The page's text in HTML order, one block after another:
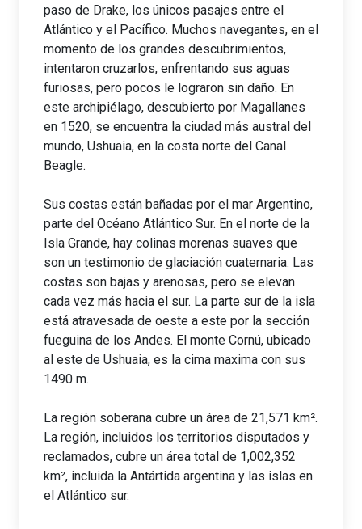
paso de Drake, los únicos pasajes entre el
Atlántico y el Pacífico. Muchos navegantes, en el
momento de los grandes descubrimientos,
intentaron cruzarlos, enfrentando sus aguas
furiosas, pero pocos le lograron sin daño. En
este archipiélago, descubierto por Magallanes
en 1520, se encuentra la ciudad más austral del
mundo, Ushuaia, en la costa norte del Canal
Beagle.
Sus costas están bañadas por el mar Argentino,
parte del Océano Atlántico Sur. En el norte de la
Isla Grande, hay colinas morenas suaves que
son un testimonio de glaciación cuaternaria. Las
costas son bajas y arenosas, pero se elevan
cada vez más hacia el sur. La parte sur de la isla
está atravesada de oeste a este por la sección
fueguina de los Andes. El monte Cornú, ubicado
al este de Ushuaia, es la cima maxima con sus
1490 m.
La región soberana cubre un área de 21,571 km².
La región, incluidos los territorios disputados y
reclamados, cubre un área total de 1,002,352
km², incluida la Antártida argentina y las islas en
el Atlántico sur.